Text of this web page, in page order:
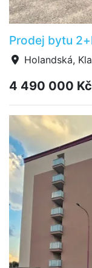
Prodej bytu
Holandská,
4 490 000 Kč